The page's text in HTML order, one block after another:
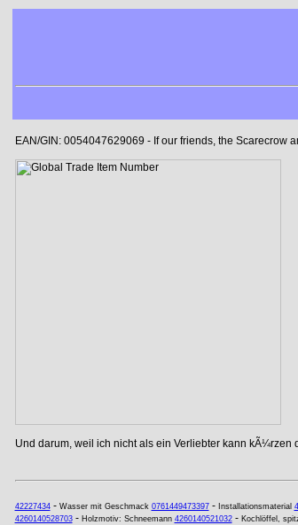
EAN/GIN: 0054047629069 - If our friends, the Scarecrow
Und darum, weil ich nicht als ein Verliebter kann
42227434- Wasser mit Geschmack 0761449473397- Installationsmaterial
4260140528703- Holzmotiv: Schneemann 4260140521032- Kochlöffel,